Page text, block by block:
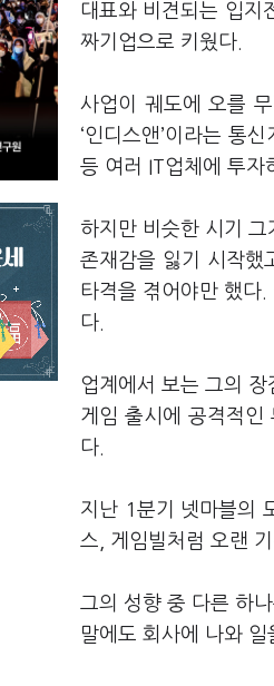
대표와 비견되는 입
짜기업으로 키웠다.
사업이 궤도에 오를
‘인디스앤’이라는 통
등 여러 IT업체에 투자
하지만 비슷한 시기 그
존재감을 잃기 시작했
타격을 겪어야만 했다
다.
업계에서 보는 그의
게임 출시에 공격적인
다.
지난 1분기 넷마블의
스, 게임빌처럼 오랜
그의 성향 중 다른 하
말에도 회사에 나와 일